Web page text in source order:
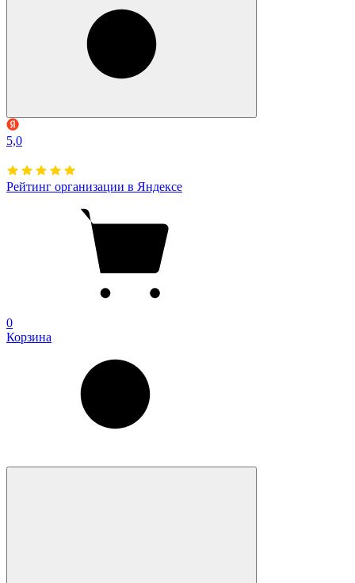
5,0
Рейтинг организации в Яндексе
0
Корзина